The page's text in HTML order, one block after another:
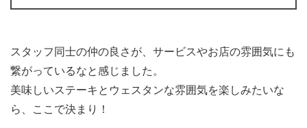
スタッフ同士の仲の良さが、サービスやお店の雰囲気にも
繋がっているなと感じました。
美味しいステーキとウェスタンな雰囲気を楽しみたいな
ら、ここで決まり！